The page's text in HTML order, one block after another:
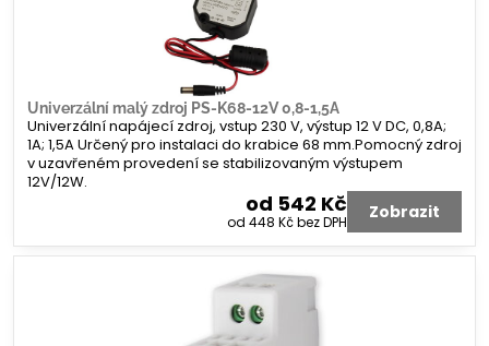
Univerzální malý zdroj PS-K68-12V 0,8-1,5A
Univerzální napájecí zdroj, vstup 230 V, výstup 12 V DC, 0,8A;
1A; 1,5A Určený pro instalaci do krabice 68 mm.Pomocný zdroj
v uzavřeném provedení se stabilizovaným výstupem
12V/12W.
od 542 Kč
od 448 Kčbez DPH Zobrazit